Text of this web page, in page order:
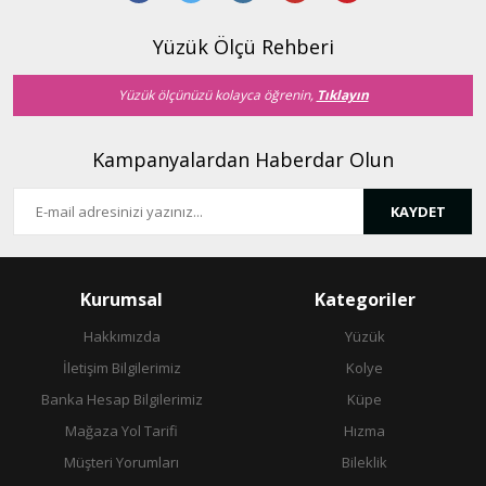
Ürün fiyatı diğer sitelerden daha pahalı.
Bu ürüne benzer farklı alternatifler olmalı.
Yüzük Ölçü Rehberi
Yüzük ölçünüzü kolayca öğrenin, Tıklayın
Kampanyalardan Haberdar Olun
KAYDET
Kurumsal
Hakkımızda
İletişim Bilgilerimiz
Banka Hesap Bilgilerimiz
Mağaza Yol Tarifi
Müşteri Yorumları
Kategoriler
Yüzük
Kolye
Küpe
Hızma
Bileklik